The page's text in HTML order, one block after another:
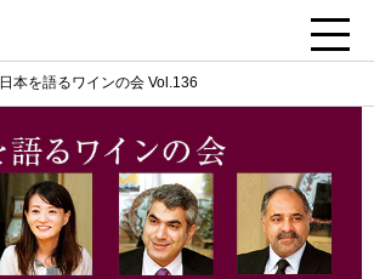
日本を語るワインの会 Vol.136